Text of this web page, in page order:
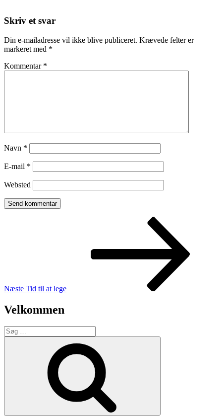
Skriv et svar
Din e-mailadresse vil ikke blive publiceret. Krævede felter er
markeret med *
Kommentar *
Navn *
E-mail *
Websted
Næste Tid til at lege
Velkommen
Søg
efter: